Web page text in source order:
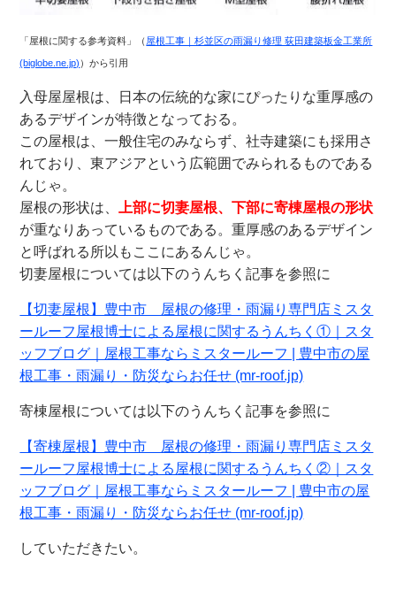
「屋根に関する参考資料」（ 屋根工事｜杉並区の雨漏り修理 荻田建築板金工業所
(biglobe.ne.jp) ）から引用
入母屋屋根は、日本の伝統的な家にぴったりな重厚感の
あるデザインが特徴となっておる。
この屋根は、一般住宅のみならず、社寺建築にも採用さ
れており、東アジアという広範囲でみられるものである
んじゃ。
屋根の形状は、
上部に切妻屋根、下部に寄棟屋根の形状
が重なりあっているものである。重厚感のあるデザイン
と呼ばれる所以もここにあるんじゃ。
切妻屋根については以下のうんちく記事を参照に
【切妻屋根】豊中市 屋根の修理・雨漏り専門店ミスタ
ールーフ屋根博士による屋根に関するうんちく①｜スタ
ッフブログ｜屋根工事ならミスタールーフ | 豊中市の屋
根工事・雨漏り・防災ならお任せ (mr-roof.jp)
寄棟屋根については以下のうんちく記事を参照に
【寄棟屋根】豊中市 屋根の修理・雨漏り専門店ミスタ
ールーフ屋根博士による屋根に関するうんちく②｜スタ
ッフブログ｜屋根工事ならミスタールーフ | 豊中市の屋
根工事・雨漏り・防災ならお任せ (mr-roof.jp)
していただきたい。